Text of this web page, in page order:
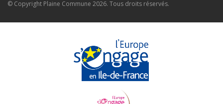
© Copyright Plaine Commune 2026. Tous droits réservés.